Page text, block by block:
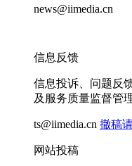
news@iimedia.cn
信息反馈
信息投诉、问题反
及服务质量监督管理
ts@iimedia.cn 撤稿
网站投稿